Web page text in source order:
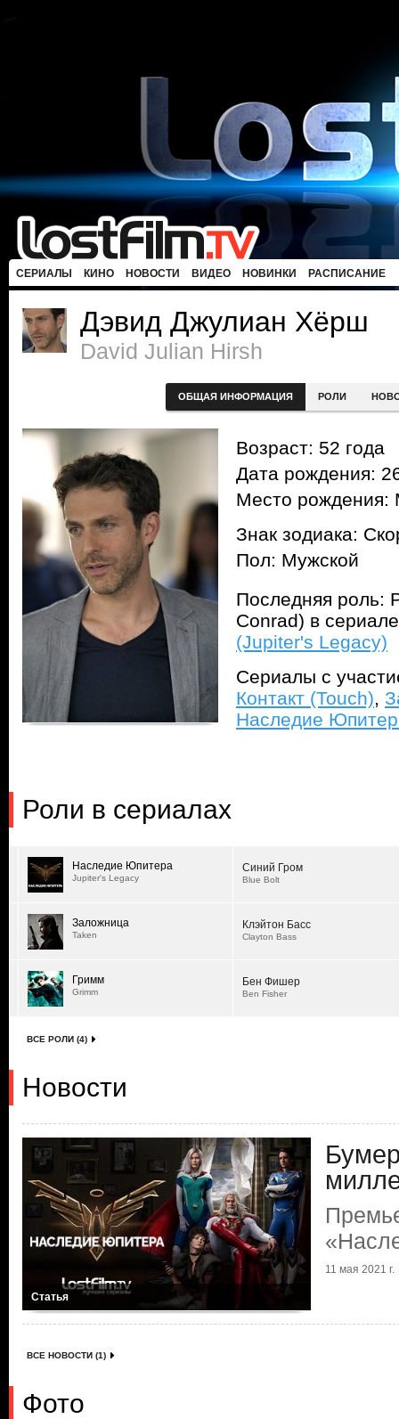
СЕРИАЛЫ КИНО НОВОСТИ ВИДЕО НОВИНКИ РАСПИСАНИЕ
Дэвид Джулиан Хёрш
David Julian Hirsh
ОБЩАЯ ИНФОРМАЦИЯ РОЛИ
Возраст: 52 года
Дата рождения:
Место рождения:
Знак зодиака:
Пол: Мужской
Последняя роль:
Conrad) в
(Jupiter's Legacy)
Сериалы с
Контакт (Touch),
Наследие
Роли в сериалах
Наследие Юпитера
Jupiter's Legacy
Синий Гром
Blue Bolt
Заложница
Taken
Клэйтон Басс
Clayton Bass
Гримм
Grimm
Бен Фишер
Ben Fisher
ВСЕ РОЛИ (4)
Новости
Статья
11 мая 2021 г.
ВСЕ НОВОСТИ (1)
Фото